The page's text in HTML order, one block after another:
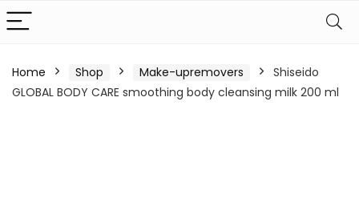
Home Shop Make-upremovers
Shiseido
GLOBAL BODY CARE smoothing body cleansing milk 200 ml